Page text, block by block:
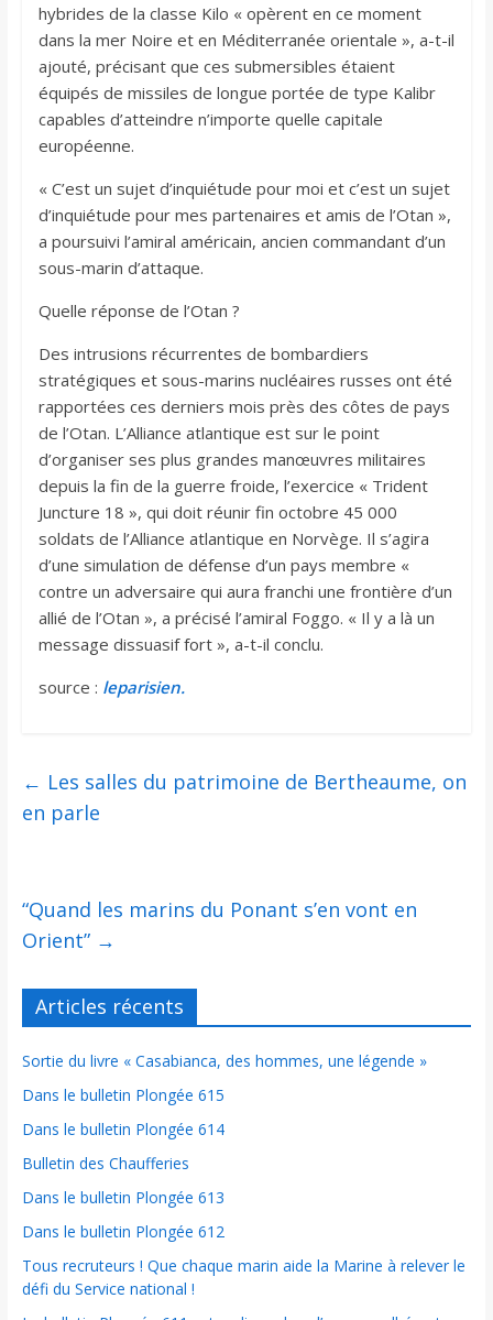
hybrides de la classe Kilo « opèrent en ce moment
dans la mer Noire et en Méditerranée orientale », a-t-il
ajouté, précisant que ces submersibles étaient
équipés de missiles de longue portée de type Kalibr
capables d’atteindre n’importe quelle capitale
européenne.
« C’est un sujet d’inquiétude pour moi et c’est un sujet
d’inquiétude pour mes partenaires et amis de l’Otan »,
a poursuivi l’amiral américain, ancien commandant d’un
sous-marin d’attaque.
Quelle réponse de l’Otan ?
Des intrusions récurrentes de bombardiers
stratégiques et sous-marins nucléaires russes ont été
rapportées ces derniers mois près des côtes de pays
de l’Otan. L’Alliance atlantique est sur le point
d’organiser ses plus grandes manœuvres militaires
depuis la fin de la guerre froide, l’exercice « Trident
Juncture 18 », qui doit réunir fin octobre 45 000
soldats de l’Alliance atlantique en Norvège. Il s’agira
d’une simulation de défense d’un pays membre «
contre un adversaire qui aura franchi une frontière d’un
allié de l’Otan », a précisé l’amiral Foggo. « Il y a là un
message dissuasif fort », a-t-il conclu.
source : leparisien.
← Les salles du patrimoine de Bertheaume, on
en parle
“Quand les marins du Ponant s’en vont en
Orient” →
Articles récents
Sortie du livre « Casabianca, des hommes, une légende »
Dans le bulletin Plongée 615
Dans le bulletin Plongée 614
Bulletin des Chaufferies
Dans le bulletin Plongée 613
Dans le bulletin Plongée 612
Tous recruteurs ! Que chaque marin aide la Marine à relever le
défi du Service national !